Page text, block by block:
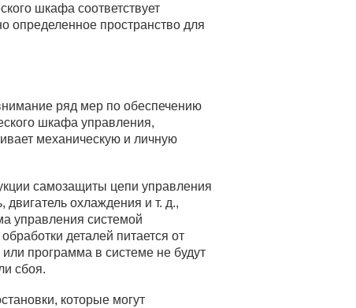
шкафа соответствует
определенное пространство для
ряд мер по обеспечению
шкафа управления,
механическую и личную
самозащиты цепи управления
двигатель охлаждения и т. д.,
управления системой
деталей питается от
программа в системе не будут
сбоя.
которые могут